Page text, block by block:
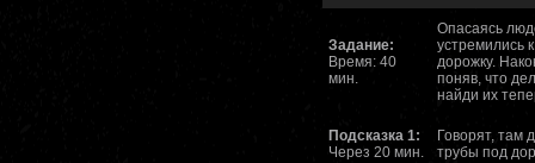
Задание:
Время: 40
мин.
Опасаясь
устремились
дорожку.
поняв, что
найди их
Подсказка 1:
Через 20 мин.
Говорят, там
трубы под